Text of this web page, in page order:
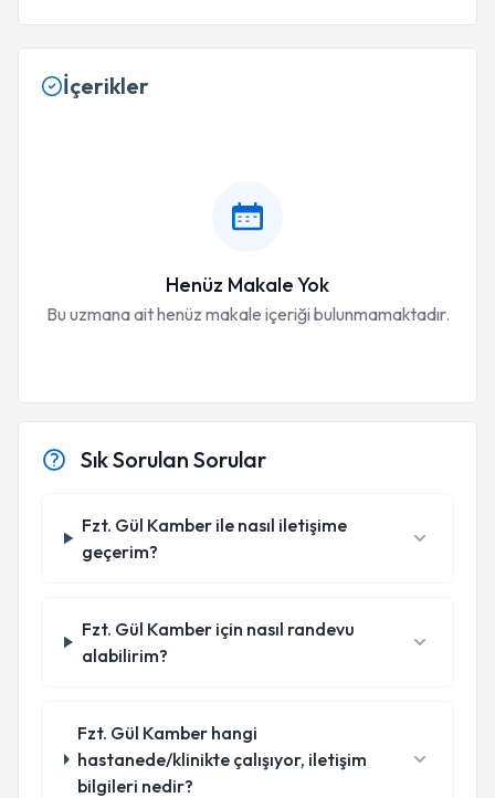
İçerikler
Henüz Makale Yok
Bu uzmana ait henüz makale içeriği bulunmamaktadır.
Sık Sorulan Sorular
Fzt. Gül Kamber ile nasıl iletişime
geçerim?
Fzt. Gül Kamber için nasıl randevu
alabilirim?
Fzt. Gül Kamber hangi
hastanede/klinikte çalışıyor, iletişim
bilgileri nedir?